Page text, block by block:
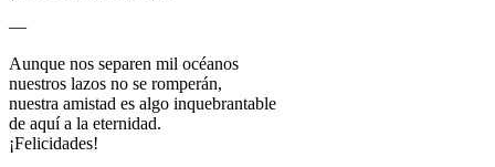
—
Aunque nos separen mil océanos
nuestros lazos no se romperán,
nuestra amistad es algo inquebrantable
de aquí a la eternidad.
¡Felicidades!